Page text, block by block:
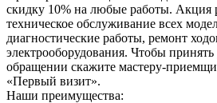
скидку 10% на любые работы. Акция
техническое обслуживание всех
диагностические работы, ремонт
электрооборудования. Чтобы
обращении скажите мастеру-
«Первый визит».
Наши преимущества: